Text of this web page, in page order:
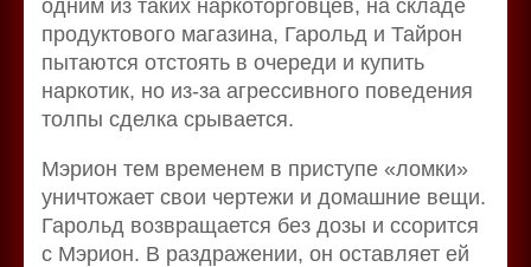
одним из таких наркоторговцев, на складе
продуктового магазина, Гарольд и Тайрон
пытаются отстоять в очереди и купить
наркотик, но из-за агрессивного поведения
толпы сделка срывается.
Мэрион тем временем в приступе «ломки»
уничтожает свои чертежи и домашние вещи.
Гарольд возвращается без дозы и ссорится
с Мэрион. В раздражении, он оставляет ей